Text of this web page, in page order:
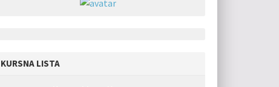
KURSNA LISTA